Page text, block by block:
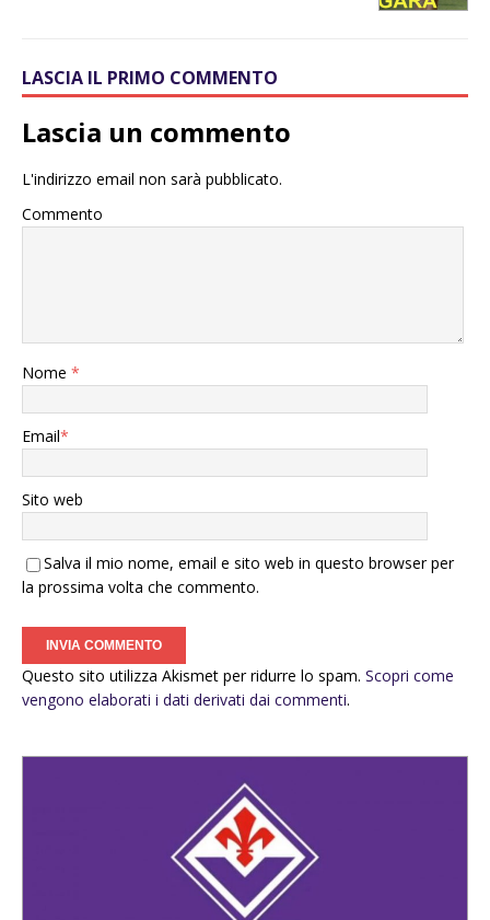
LASCIA IL PRIMO COMMENTO
Lascia un commento
L'indirizzo email non sarà pubblicato.
Commento
Nome *
Email*
Sito web
Salva il mio nome, email e sito web in questo browser per
la prossima volta che commento.
Questo sito utilizza Akismet per ridurre lo spam. Scopri come
vengono elaborati i dati derivati dai commenti.